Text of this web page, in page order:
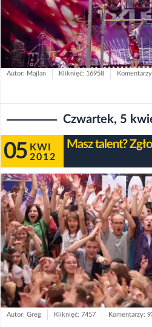
Autor: Majlan Kliknięć: 16958
Czwartek, 5
05 KWI
2012
Masz talent?
Autor: Greg Kliknięć: 7457 Komentarzy: